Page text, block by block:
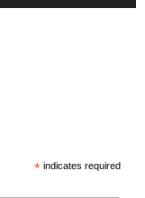
* indicates required